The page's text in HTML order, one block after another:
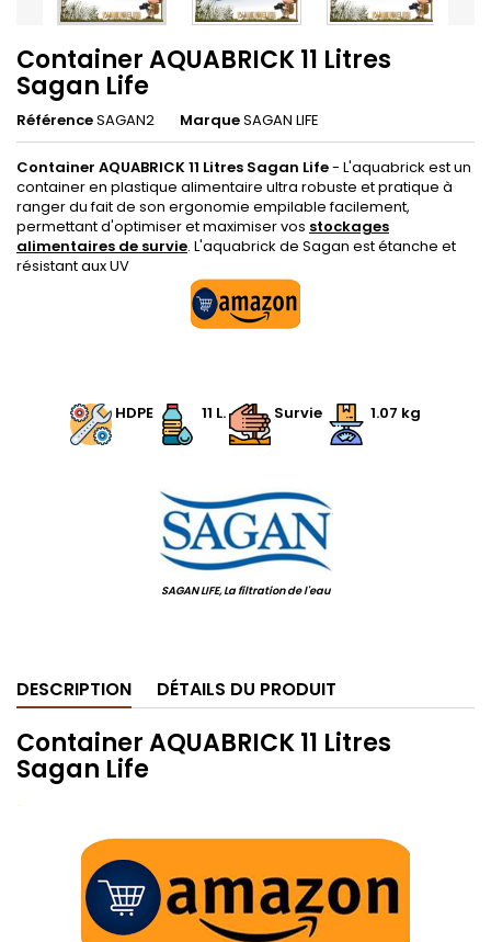
Container AQUABRICK 11 Litres
Sagan Life
RéférenceSAGAN2 MarqueSAGAN LIFE
Container AQUABRICK 11 Litres Sagan Life- L'aquabrick est un
container en plastique alimentaire ultra robuste et pratique à
ranger du fait de son ergonomie empilable facilement,
permettant d'optimiser et maximiser vos stockages
alimentaires de survie. L'aquabrick de Sagan est étanche et
résistant aux UV
HDPE 11 L. Survie 1.07 kg
SAGAN LIFE, La filtration de l'eau
DESCRIPTION DÉTAILS DU PRODUIT
Container AQUABRICK 11 Litres
Sagan Life
.